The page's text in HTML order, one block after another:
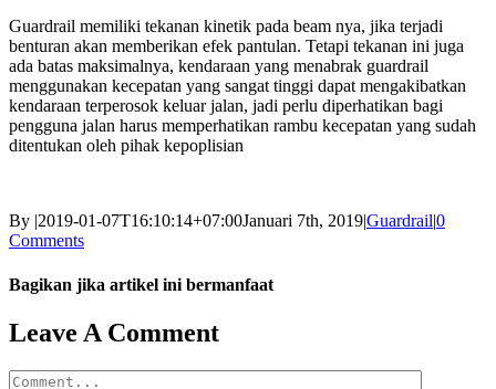
Guardrail memiliki tekanan kinetik pada beam nya, jika terjadi
benturan akan memberikan efek pantulan. Tetapi tekanan ini juga
ada batas maksimalnya, kendaraan yang menabrak guardrail
menggunakan kecepatan yang sangat tinggi dapat mengakibatkan
kendaraan terperosok keluar jalan, jadi perlu diperhatikan bagi
pengguna jalan harus memperhatikan rambu kecepatan yang sudah
ditentukan oleh pihak kepoplisian
By |2019-01-07T16:10:14+07:00Januari 7th, 2019|Guardrail|0
Comments
Bagikan jika artikel ini bermanfaat
Facebook
Twitter
Reddit
LinkedIn
WhatsApp
Tumblr
Pinterest
Vk
Email
Leave A Comment
Comment